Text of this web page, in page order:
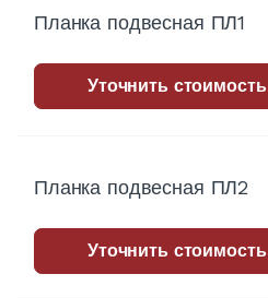
Планка подвесная ПЛ1
Уточнить стоимость
Планка подвесная ПЛ2
Уточнить стоимость